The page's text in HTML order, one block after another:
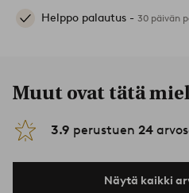
Helppo palautus - 30 päivän
Muut ovat tätä
3.9 perustuen 24
Näytä kaikki